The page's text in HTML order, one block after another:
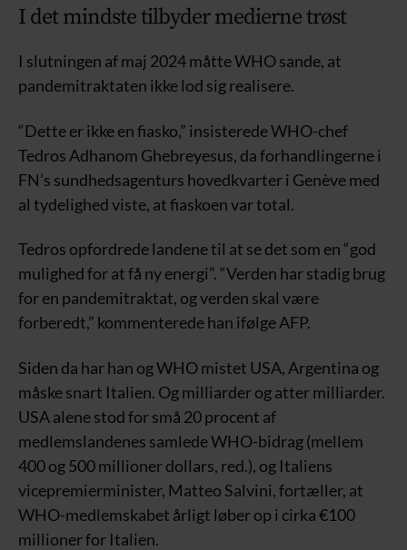
I det mindste tilbyder medierne trøst
I slutningen af maj 2024 måtte WHO sande, at
pandemitraktaten ikke lod sig realisere.
“Dette er ikke en fiasko,” insisterede WHO-chef
Tedros Adhanom Ghebreyesus, da forhandlingerne i
FN’s sundhedsagenturs hovedkvarter i Genève med
al tydelighed viste, at fiaskoen var total.
Tedros opfordrede landene til at se det som en “god
mulighed for at få ny energi”. “Verden har stadig brug
for en pandemitraktat, og verden skal være
forberedt,” kommenterede han ifølge AFP.
Siden da har han og WHO mistet USA, Argentina og
måske snart Italien. Og milliarder og atter milliarder.
USA alene stod for små 20 procent af
medlemslandenes samlede WHO-bidrag (mellem
400 og 500 millioner dollars, red.), og Italiens
vicepremierminister, Matteo Salvini, fortæller, at
WHO-medlemskabet årligt løber op i cirka €100
millioner for Italien.